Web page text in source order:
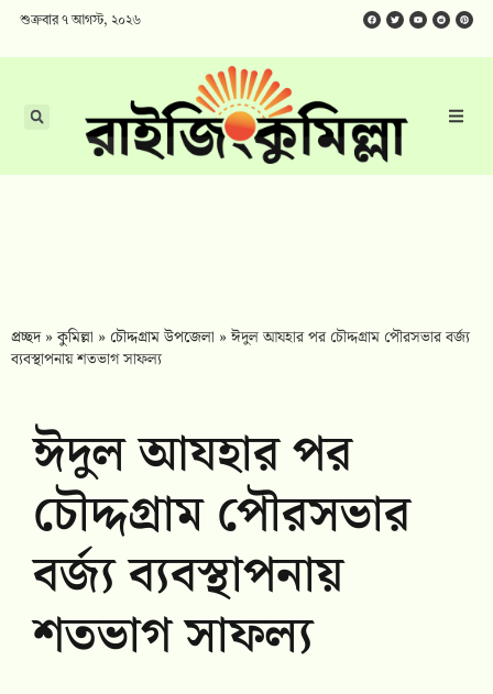
শুক্রবার ৭ আগস্ট, ২০২৬
প্রচ্ছদ»কুমিল্লা » চৌদ্দগ্রাম উপজেলা »ঈদুল আযহার পর চৌদ্দগ্রাম পৌরসভার বর্জ্য
ব্যবস্থাপনায় শতভাগ সাফল্য
ঈদুল আযহার পর
চৌদ্দগ্রাম পৌরসভার
বর্জ্য ব্যবস্থাপনায়
শতভাগ সাফল্য